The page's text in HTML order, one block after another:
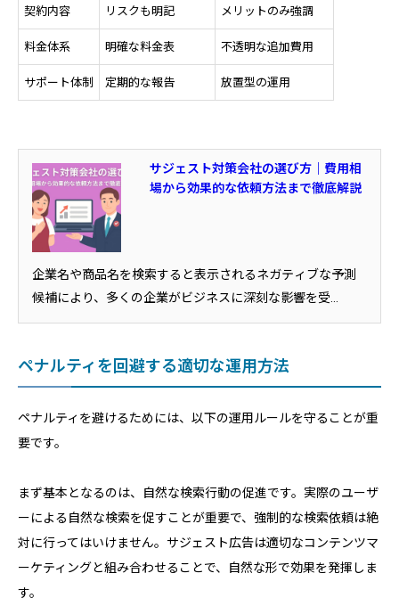
契約内容 リスクも明記 メリットのみ強調
料金体系 明確な料金表 不透明な追加費用
サポート体制 定期的な報告 放置型の運用
サジェスト対策会社の選び方｜費用相
場から効果的な依頼方法まで徹底解説
企業名や商品名を検索すると表示されるネガティブな予測
候補により、多くの企業がビジネスに深刻な影響を受...
ペナルティを回避する適切な運用方法
ペナルティを避けるためには、以下の運用ルールを守ることが重
要です。
まず基本となるのは、自然な検索行動の促進です。実際のユーザ
ーによる自然な検索を促すことが重要で、強制的な検索依頼は絶
対に行ってはいけません。サジェスト広告は適切なコンテンツマ
ーケティングと組み合わせることで、自然な形で効果を発揮しま
す。